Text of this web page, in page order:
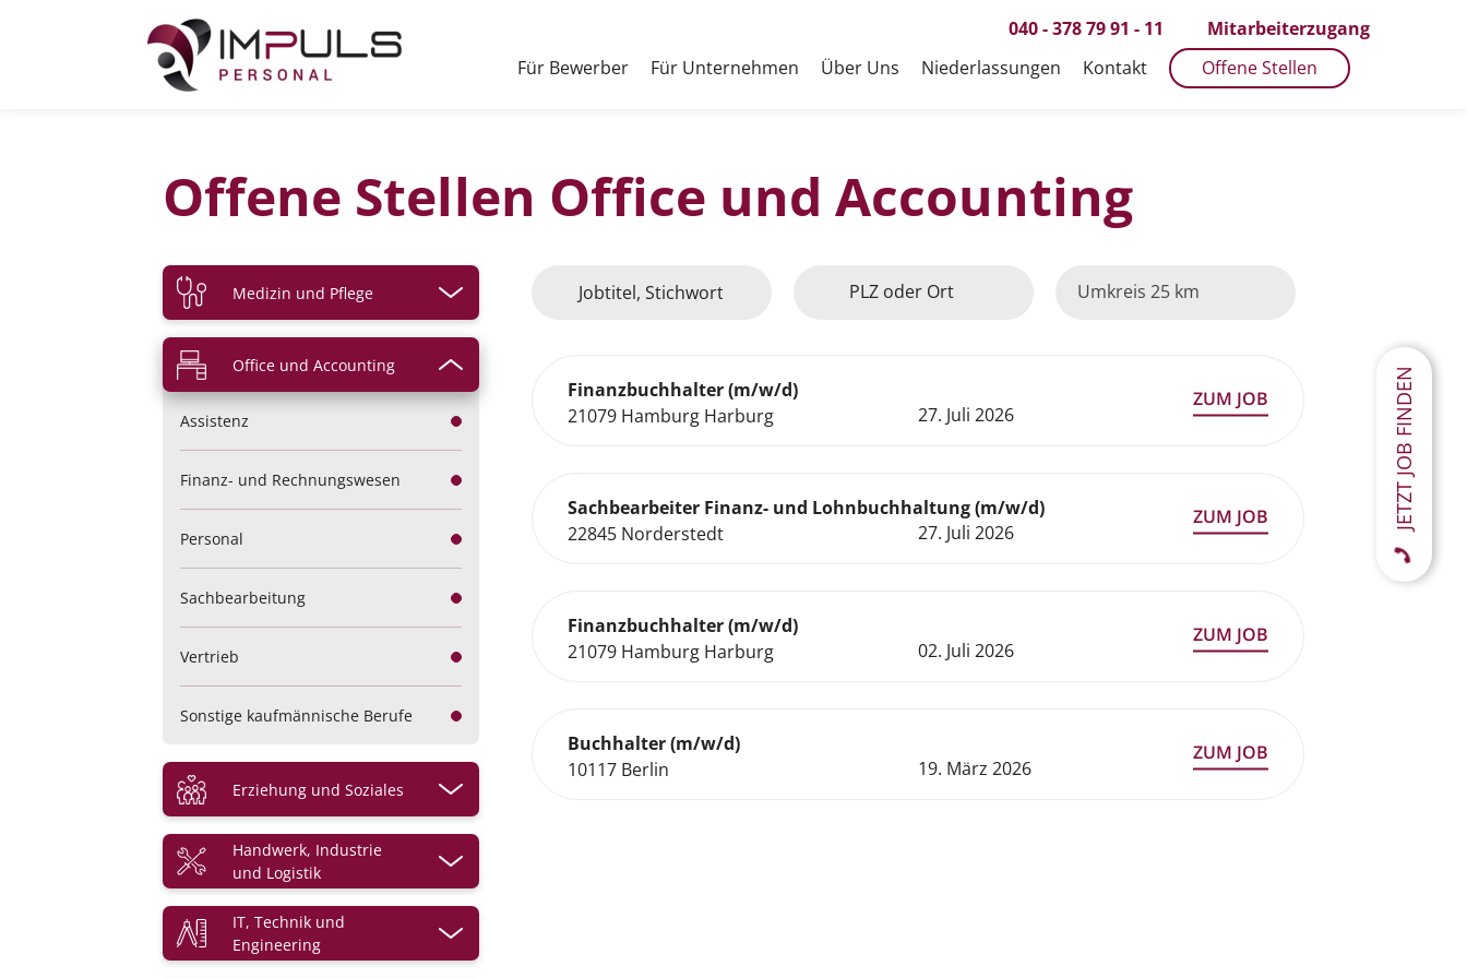
040 - 378 79 91 - 11
Mitarbeiterzugang
Für Bewerber
Für Unternehmen Über Uns Niederlassungen Kontakt Offene Stellen
Offene Stellen Office und Accounting
Medizin und Pflege
Altenpflege
Anästhesie und Intensivmedizin
Krankenpflege
OP-Tätigkeiten
Therapeutische Berufe
Sonstige medizinische Berufe
Office und Accounting
Assistenz
Finanz- und Rechnungswesen
Personal
Sachbearbeitung
Vertrieb
Sonstige kaufmännische Berufe
Erziehung und Soziales
Betreuung
Erziehung
Hauswirtschaft
Handwerk, Industrie
und Logistik
ChemieIT, Technik und
Engineering
PLZ oder Ort 25 km
Finanzbuchhalter (m/w/d)
21079 Hamburg Harburg
27. Juli 2026
Sachbearbeiter Finanz- und Lohnbuchhaltung (m/w/d)
22845 Norderstedt
27. Juli 2026
Finanzbuchhalter (m/w/d)
21079 Hamburg Harburg
02. Juli 2026
Buchhalter (m/w/d)
10117 Berlin
19. März 2026
JETZT JOB FINDEN